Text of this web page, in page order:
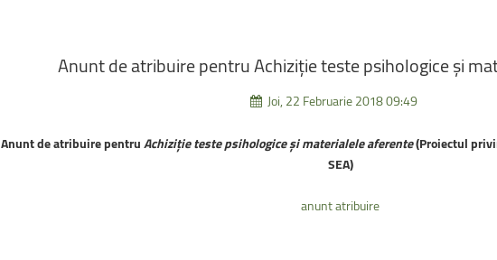
AnuntdeatribuirepentruAchizițietestepsihologiceşi
Joi, 22 Februarie 2018 09:49
Anunt de atribuirepentruAchiziție teste psihologice şi materialele aferente(Proiectul
SEA)
anunt atribuire